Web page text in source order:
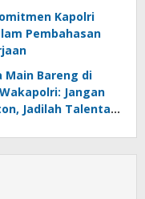
Kapolri
Pembahasan
Main Bareng di
Jangan
Jadilah Talenta